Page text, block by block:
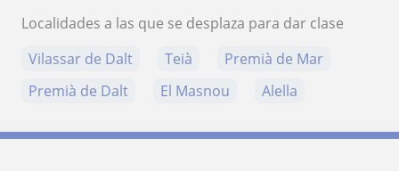
Localidades a las que se desplaza para dar clase
Vilassar de Dalt
Teià
Premià de Mar
Premià de Dalt
El Masnou Alella